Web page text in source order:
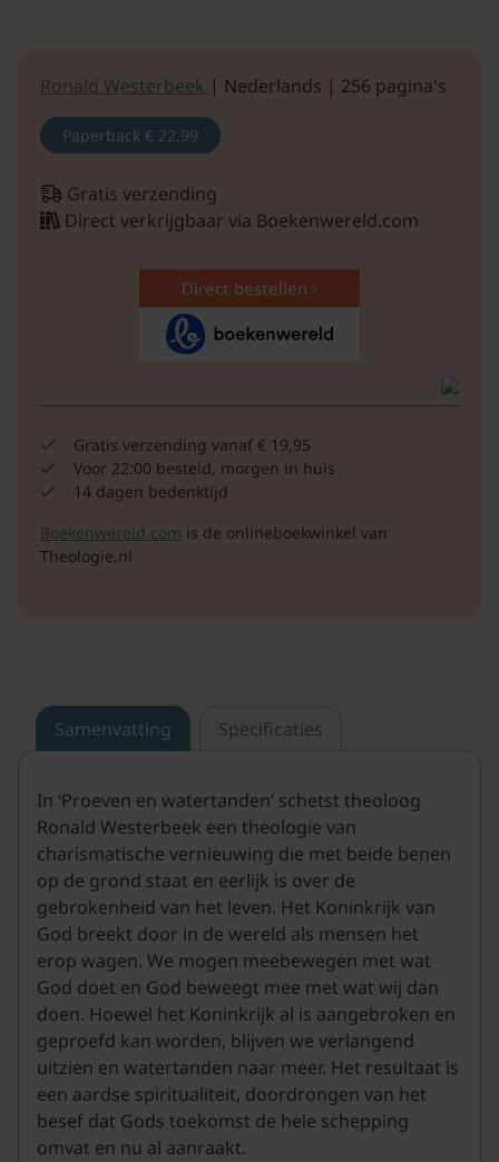
Ronald Westerbeek | Nederlands | 256 pagina's
Paperback € 22.99
Gratis verzending
Direct verkrijgbaar via Boekenwereld.com
Direct bestellen
Gratis verzending vanaf € 19,95
Voor 22:00 besteld, morgen in huis
14 dagen bedenktijd
Boekenwereld.com is de onlineboekwinkel van
Theologie.nl
Samenvatting Specificaties
In ‘Proeven en watertanden’ schetst theoloog
Ronald Westerbeek een theologie van
charismatische vernieuwing die met beide benen
op de grond staat en eerlijk is over de
gebrokenheid van het leven. Het Koninkrijk van
God breekt door in de wereld als mensen het
erop wagen. We mogen meebewegen met wat
God doet en God beweegt mee met wat wij dan
doen. Hoewel het Koninkrijk al is aangebroken en
geproefd kan worden, blijven we verlangend
uitzien en watertanden naar meer. Het resultaat is
een aardse spiritualiteit, doordrongen van het
besef dat Gods toekomst de hele schepping
omvat en nu al aanraakt.